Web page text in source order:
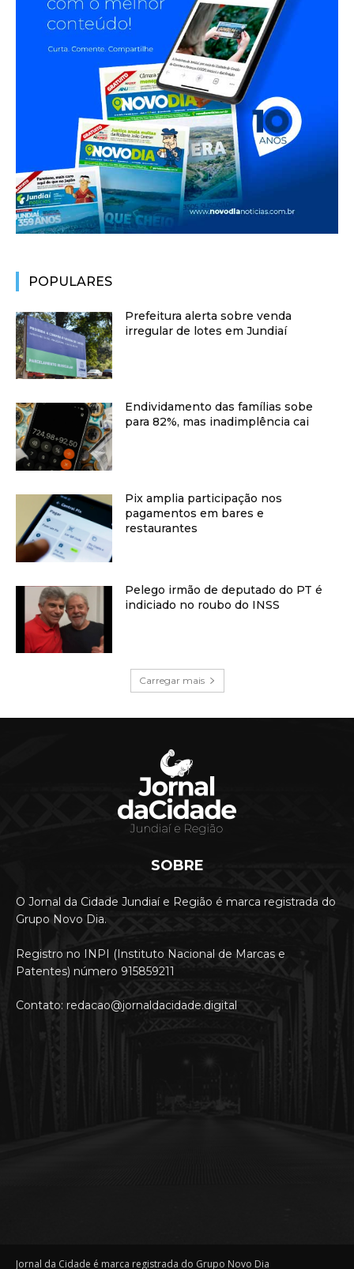
POPULARES
Prefeitura alerta sobre venda
irregular de lotes em Jundiaí
Endividamento das famílias sobe
para 82%, mas inadimplência cai
Pix amplia participação nos
pagamentos em bares e
restaurantes
Pelego irmão de deputado do PT é
indiciado no roubo do INSS
Carregar mais
SOBRE
O Jornal da Cidade Jundiaí e Região é marca registrada do
Grupo Novo Dia.
Registro no INPI (Instituto Nacional de Marcas e
Patentes) número 915859211
Contato: redacao@jornaldacidade.digital
Jornal da Cidade é marca registrada do Grupo Novo Dia